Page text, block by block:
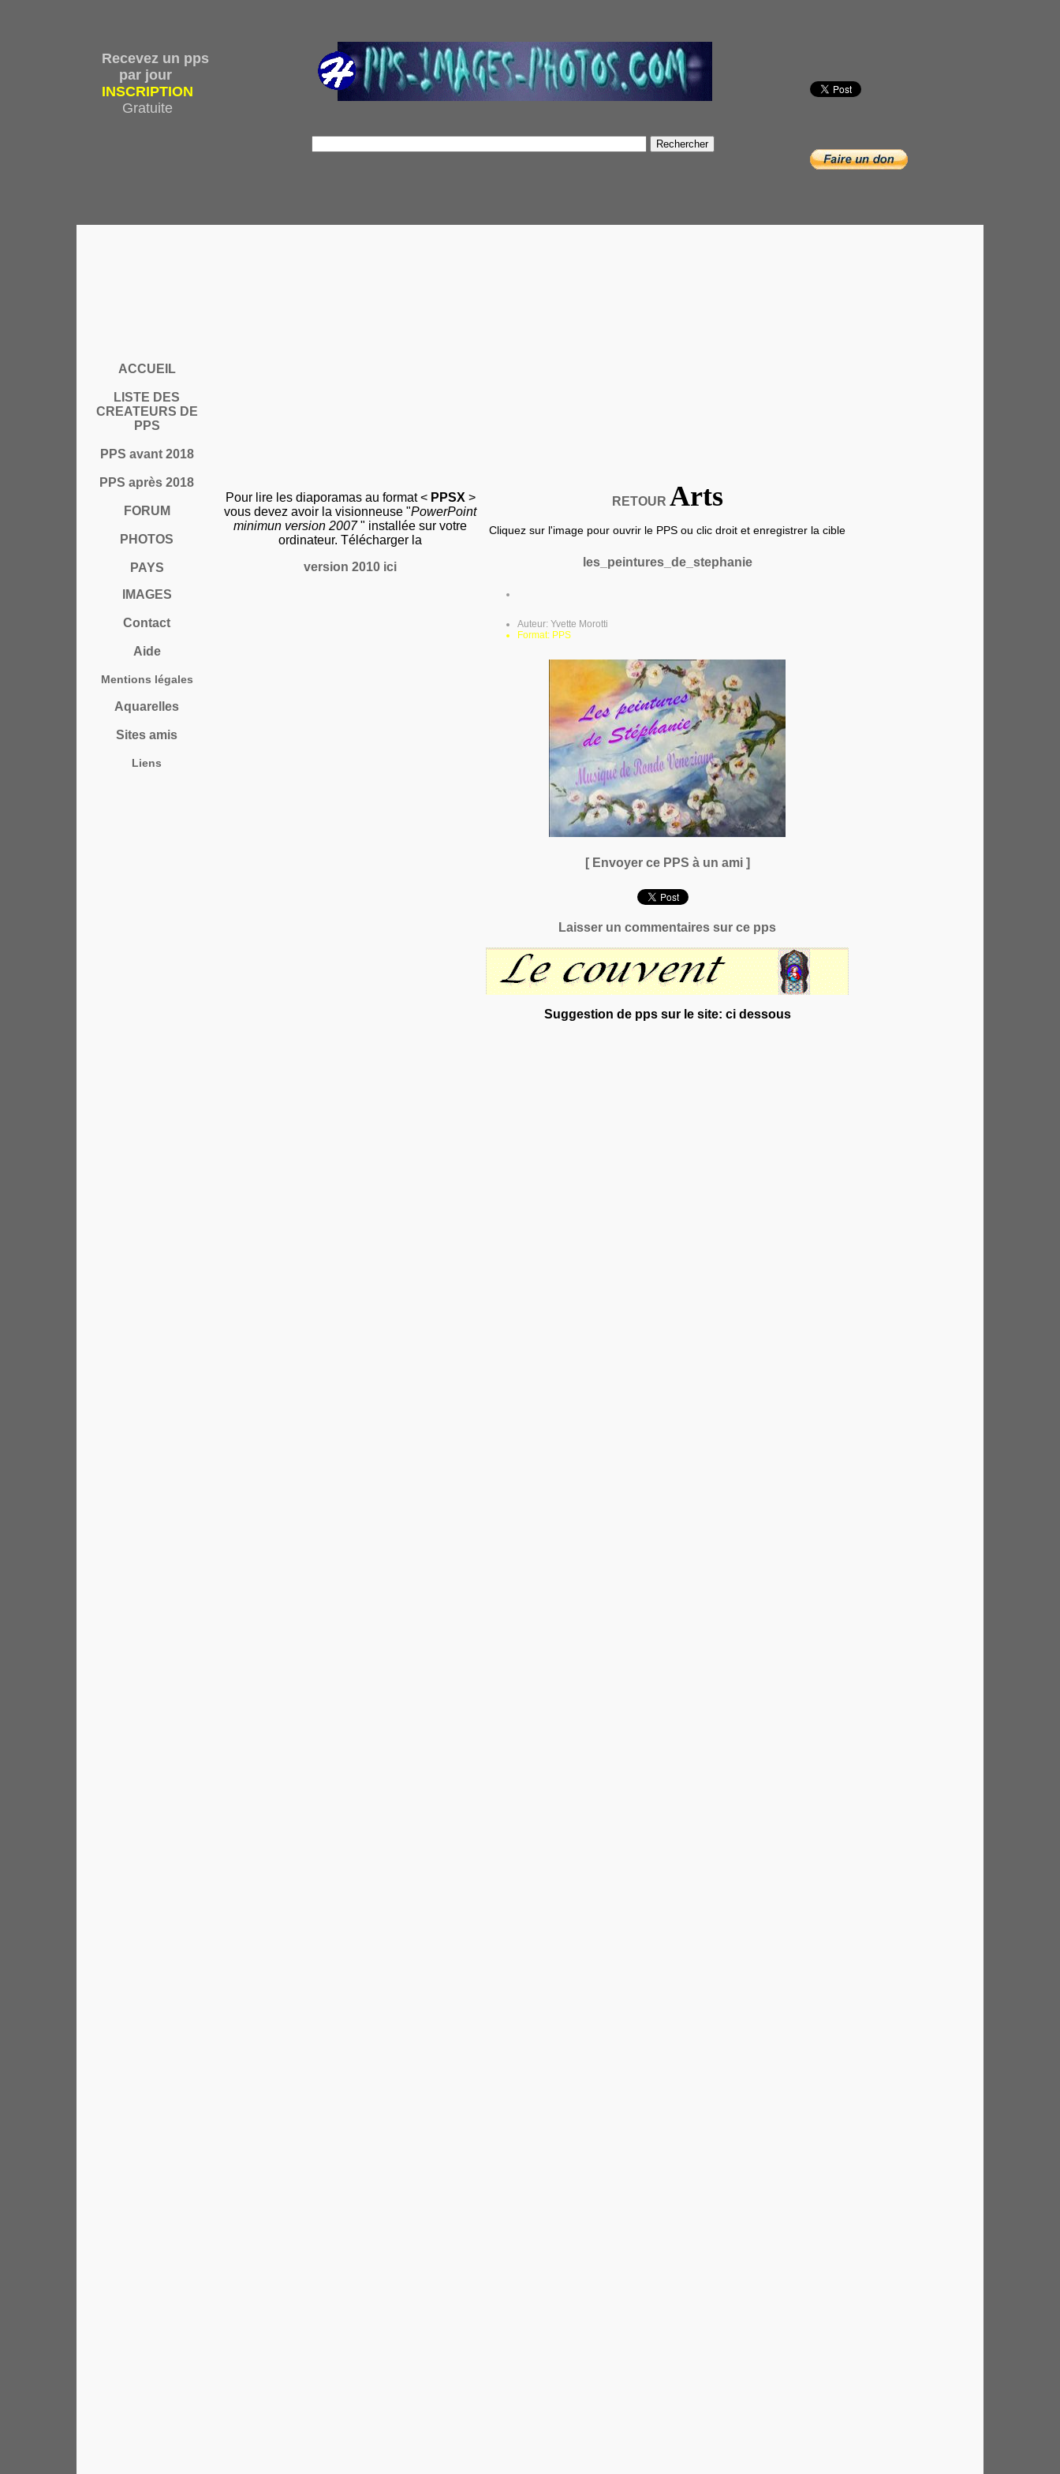
Recevez un pps
par jour
INSCRIPTION
Gratuite
ACCUEIL
LISTE DES
CREATEURS DE
PPS
PPS avant 2018
PPS après 2018
FORUM
PHOTOS
PAYS
IMAGES
Contact
Aide
Mentions légales
Aquarelles
Sites amis
Liens
Pour lire les diaporamas au format < PPSX >
vous devez avoir la visionneuse "PowerPoint
minimun version 2007" installée sur votre
ordinateur. Télécharger la
version 2010 ici
RETOUR Arts
Cliquez sur l'image pour ouvrir le PPS ou clic droit et enregistrer la cible
les_peintures_de_stephanie
Auteur: Yvette Morotti
Format: PPS
[ Envoyer ce PPS à un ami ]
Laisser un commentaires sur ce pps
Suggestion de pps sur le site: ci dessous